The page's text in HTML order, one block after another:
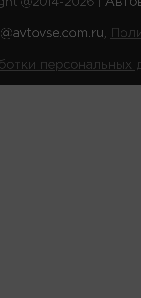
@2014-2026 |
,
персональных